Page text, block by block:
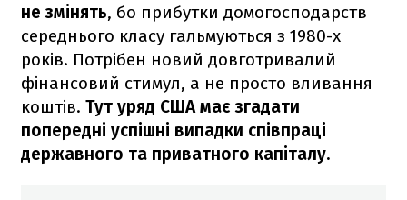
не змінять, бо прибутки домогосподарств
середнього класу гальмуються з 1980-х
років. Потрібен новий довготривалий
фінансовий стимул, а не просто вливання
коштів. Тут уряд США має згадати
попередні успішні випадки співпраці
державного та приватного капіталу.